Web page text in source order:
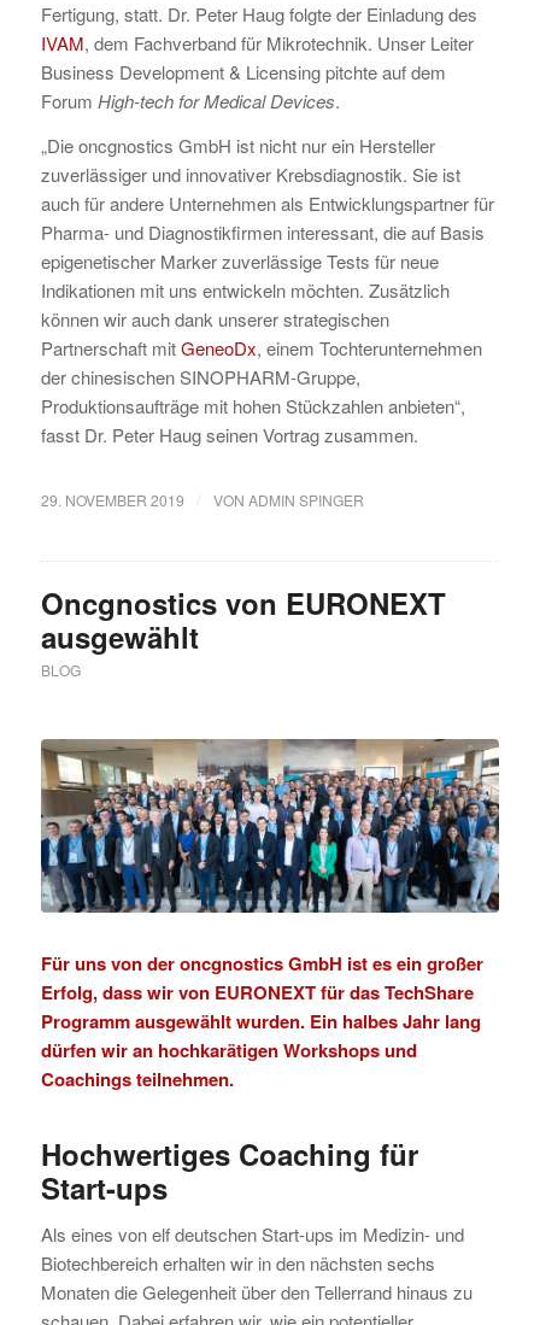
Fertigung, statt. Dr. Peter Haug folgte der Einladung des
IVAM, dem Fachverband für Mikrotechnik. Unser Leiter
Business Development & Licensing pitchte auf dem
Forum High-tech forMedical Devices.
„Die oncgnostics GmbH ist nicht nur ein Hersteller
zuverlässiger und innovativer Krebsdiagnostik. Sie ist
auch für andere Unternehmen als Entwicklungspartner für
Pharma- und Diagnostikfirmen interessant, die auf Basis
epigenetischer Marker zuverlässige Tests für neue
Indikationen mit uns entwickeln möchten. Zusätzlich
können wir auch dank unserer strategischen
Partnerschaft mitGeneoDx, einem Tochterunternehmen
der chinesischen SINOPHARM-Gruppe,
Produktionsaufträge mit hohen Stückzahlen anbieten“,
fasst Dr. Peter Haug seinen Vortrag zusammen.
29. NOVEMBER 2019 / VON ADMIN SPINGER
Oncgnostics von EURONEXT
ausgewählt
BLOG
Für uns von der oncgnostics GmbH ist es ein großer
Erfolg, dass wir von EURONEXTfür dasTechShare
Programm ausgewählt wurden. Ein halbes Jahr lang
dürfen wir an hochkarätigen Workshops und
Coachings teilnehmen.
Hochwertiges Coaching für
Start-ups
Als eines von elf deutschen Start-ups im Medizin- und
Biotechbereich erhalten wir in den nächsten sechs
Monaten die Gelegenheit über den Tellerrand hinaus zu